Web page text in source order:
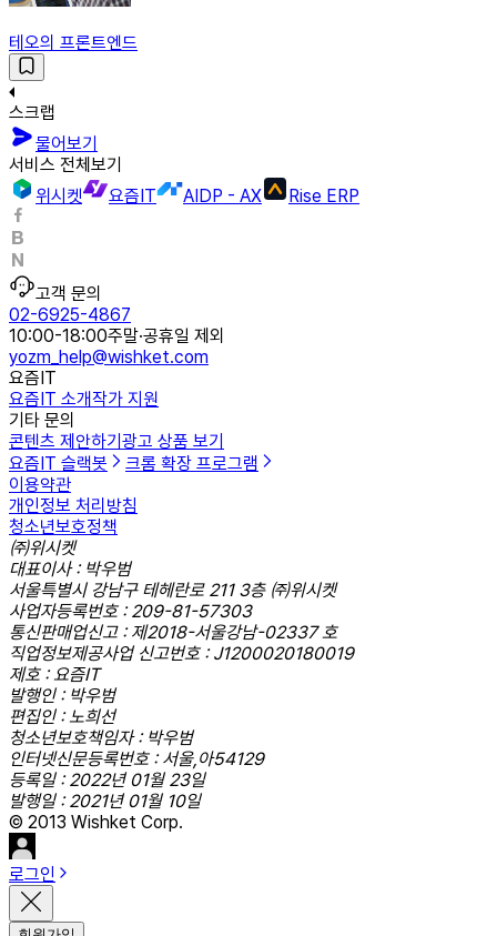
테오의 프론트엔드
스크랩
물어보기
서비스 전체보기
위시켓
요즘IT AIDP - AX Rise ERP
고객 문의
02-6925-4867
10:00-18:00주말·공휴일 제외
yozm_help@wishket.com
요즘IT
요즘IT 소개작가 지원
기타 문의
콘텐츠 제안하기 광고 상품 보기
요즘IT 슬랙봇
크롬 확장 프로그램
이용약관
개인정보 처리방침
청소년보호정책
㈜위시켓
대표이사 : 박우범
서울특별시 강남구 테헤란로 211 3층 ㈜위시켓
사업자등록번호 : 209-81-57303
통신판매업신고 : 제2018-서울강남-02337 호
직업정보제공사업 신고번호 : J1200020180019
제호 : 요즘IT
발행인 : 박우범
편집인 : 노희선
청소년보호책임자 : 박우범
인터넷신문등록번호 : 서울,아54129
등록일 : 2022년 01월 23일
발행일 : 2021년 01월 10일
© 2013 Wishket Corp.
로그인